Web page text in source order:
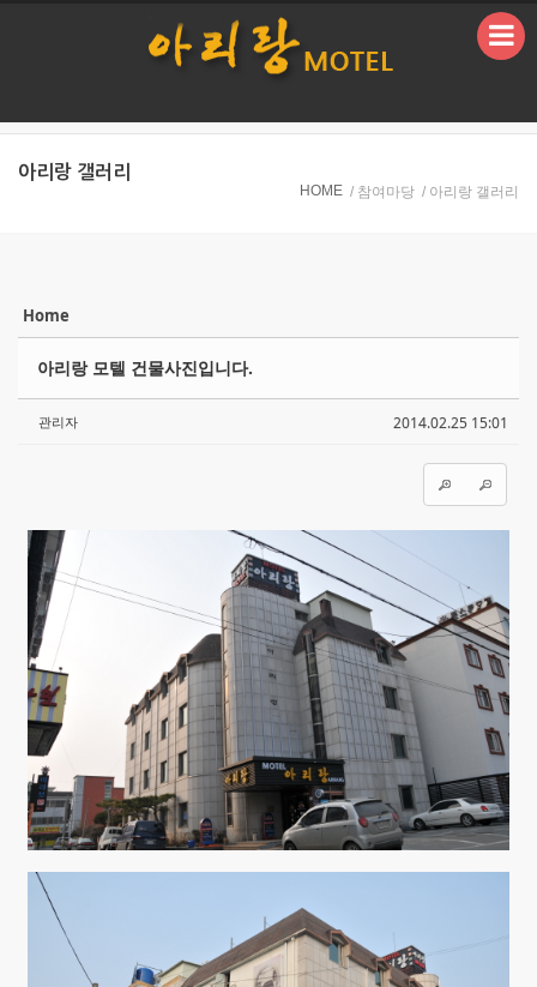
아리랑 갤러리
HOME / 참여마당 / 아리랑 갤러리
Home
2014.02.25 15:01
아리랑 모텔 건물사진입니다.
관리자
Sketchbook5, 스케치북5
Sketchbook5, 스케치북5
Sketchbook5, 스케치북5
Sketchbook5, 스케치북5